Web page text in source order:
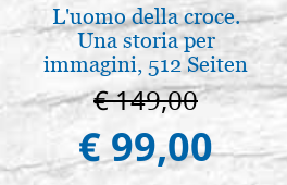
L'uomo della croce.
Una storia per
immagini, 512 Seiten
€ 149,00
€ 99,00